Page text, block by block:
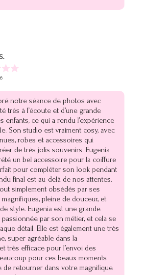
notre séance de photos avec
très à l’écoute et d’une grande
enfants, ce qui a rendu l’expérience
Son studio est vraiment cosy, avec
robes et accessoires qui
de très jolis souvenirs. Eugenia
un bel accessoire pour la coiffure
pour compléter son look pendant
final est au-delà de nos attentes.
simplement obsédés par ses
pleine de douceur, et
style. Eugenia est une grande
par son métier, et cela se
détail. Elle est également une très
super agréable dans la
très efficace pour l’envoi des
pour ces beaux moments
de retourner dans votre magnifique